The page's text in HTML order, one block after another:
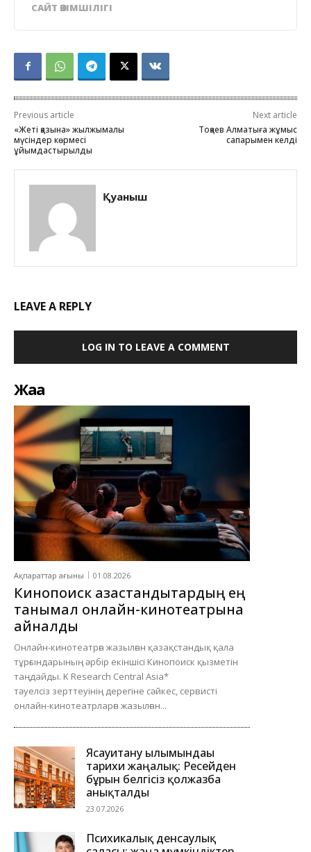
САЙТ ӘКІМШІЛІГІ
Previous article
«Жеті қазына» жылжымалы
мүсіндер көрмесі
ұйымдастырылды
Next article
Тоқаев Алматыға жұмыс
сапарымен келді
Қуаныш
LEAVE A REPLY
LOG IN TO LEAVE A COMMENT
Жаңа
Ақпараттар ағыны 01.08.2026
Кинопоиск қазақстандықтардың ең
танымал онлайн-кинотеатрына
айналды
Онлайн-кинотеатрға жазылған қазақстандық қала
тұрғындарының әрбір екіншісі Кинопоиск қызметін
таңдайды. K Research Central Asia*
тәуелсіз зерттеуінің дерегіне сәйкес, сервисті
онлайн-кинотеатрларға жазылған...
Ясауитану ғылымындағы
тарихи жаңалық: Ресейден
бұрын белгісіз қолжазба
анықталды
23.07.2026
Психикалық денсаулық